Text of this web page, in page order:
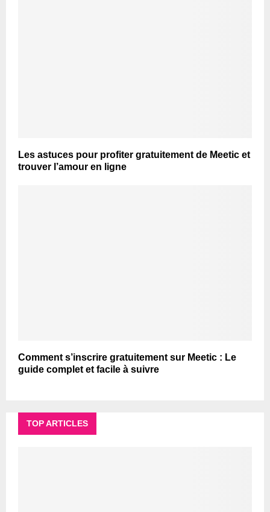
Les astuces pour profiter gratuitement de Meetic et
trouver l’amour en ligne
Comment s’inscrire gratuitement sur Meetic : Le
guide complet et facile à suivre
TOP ARTICLES